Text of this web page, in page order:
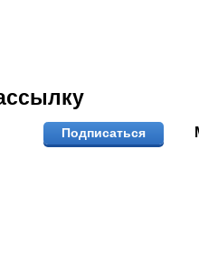
Подписаться